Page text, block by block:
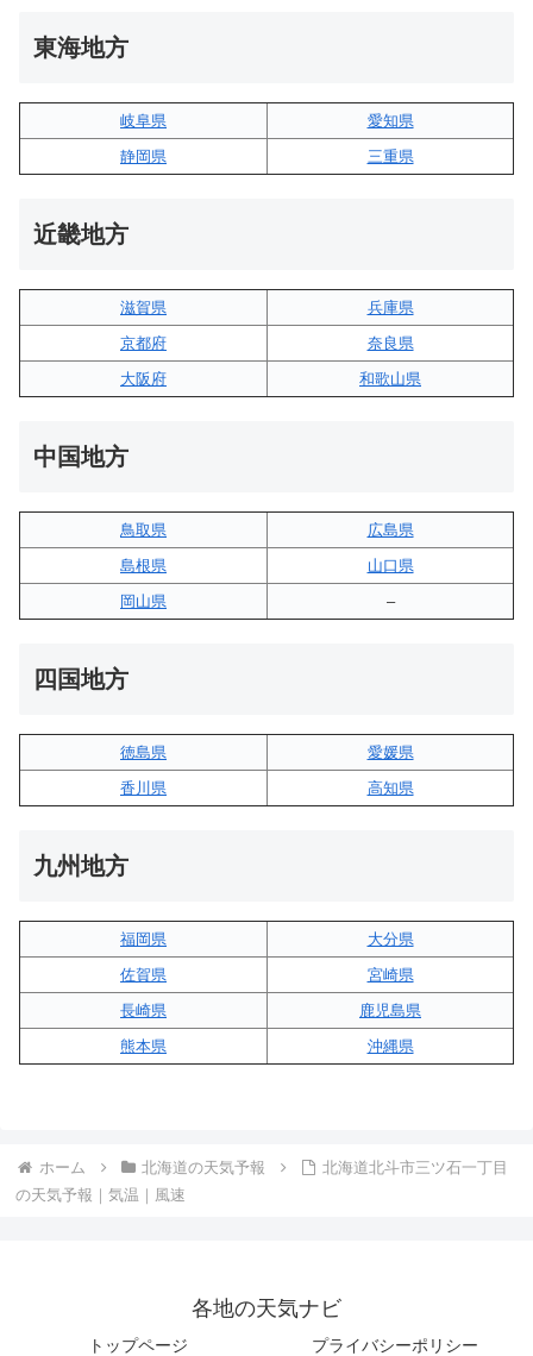
東海地方
岐阜県
愛知県
静岡県
三重県
近畿地方
滋賀県
兵庫県
京都府
奈良県
大阪府
和歌山県
中国地方
鳥取県
広島県
島根県
山口県
岡山県
–
四国地方
徳島県
愛媛県
香川県
高知県
九州地方
福岡県
大分県
佐賀県
宮崎県
長崎県
鹿児島県
熊本県
沖縄県
ホーム 北海道の天気予報
北海道北斗市三ツ石一丁目
の天気予報｜気温｜風速
各地の天気ナビ
トップページ プライバシーポリシー